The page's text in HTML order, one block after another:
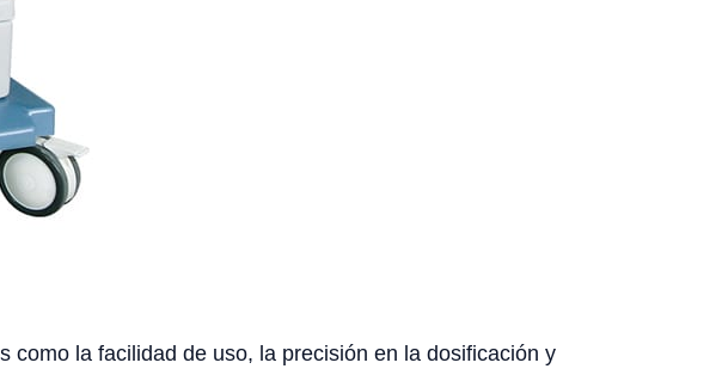
la facilidad de uso, la precisión en la dosificación y